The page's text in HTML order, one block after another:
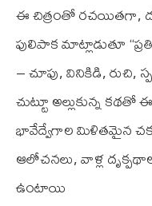
ఈ చిత్రంతో రచయితగా,
పులిపాక మాట్లాడుతూ
– చూపు, వినికిడి,
చుట్టూ అల్లుకున్న
భావేద్వేగాల మిళితమైన
ఆలోచనలు, వాళ్ల
ఉంటాయి